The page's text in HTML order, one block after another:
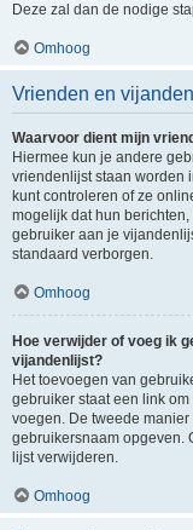
Deze zal dan de nodige
Omhoog
Vrienden en vijanden
Waarvoor dient mijn
Hiermee kun je andere
vriendenlijst staan worden
kunt controleren of ze
mogelijk dat hun
gebruiker aan je
standaard verborgen.
Omhoog
Hoe verwijder of voeg ik
vijandenlijst?
Het toevoegen van
gebruiker staat een link
voegen. De tweede
gebruikersnaam opgeven.
lijst verwijderen.
Omhoog